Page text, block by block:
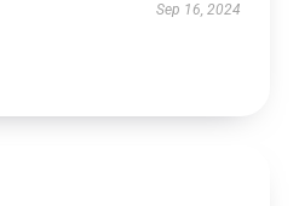
Sep 16, 2024